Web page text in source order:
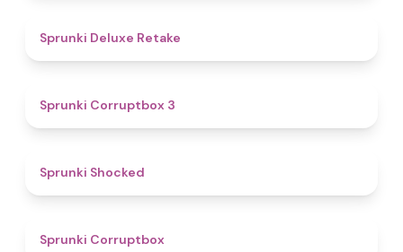
Sprunki Deluxe Retake
Sprunki Corruptbox 3
Sprunki Shocked
Sprunki Corruptbox